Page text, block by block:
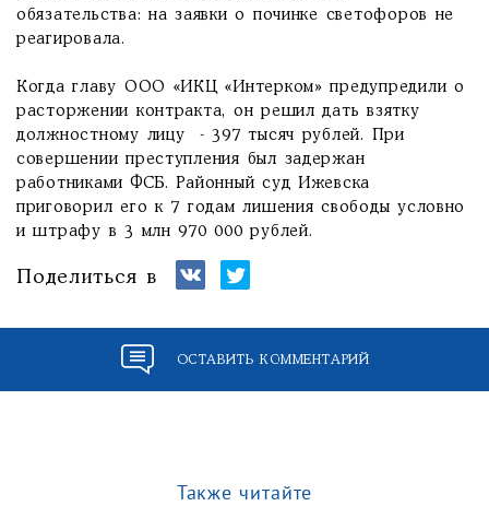
обязательства: на заявки о починке светофоров не
реагировала.
Когда главу ООО «ИКЦ «Интерком» предупредили о
расторжении контракта, он решил дать взятку
должностному лицу - 397 тысяч рублей. При
совершении преступления был задержан
работниками ФСБ. Районный суд Ижевска
приговорил его к 7 годам лишения свободы условно
и штрафу в 3 млн 970 000 рублей.
Поделиться в
ОСТАВИТЬ КОММЕНТАРИЙ
Также читайте